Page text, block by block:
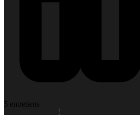
5 entretiens